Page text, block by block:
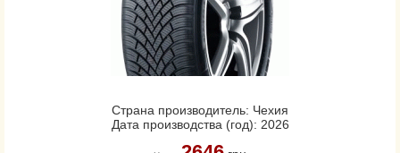
Страна производитель: Чехия
Дата производства (год): 2026